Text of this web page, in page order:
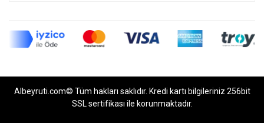
Albeyruti.com© Tüm hakları saklıdır. Kredi kartı bilgileriniz 256bit
SSL sertifikası ile korunmaktadır.